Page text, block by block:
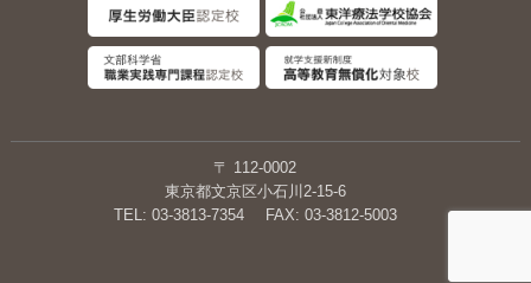
〒 112-0002
東京都文京区小石川2-15-6
TEL: 03-3813-7354
FAX: 03-3812-5003